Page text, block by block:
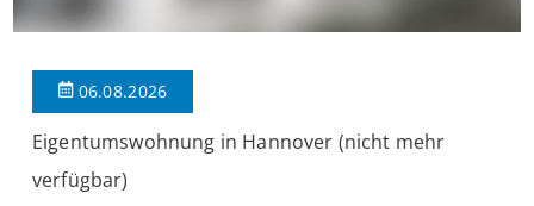
06.08.2026
Eigentumswohnung in Hannover (nicht mehr
verfügbar)